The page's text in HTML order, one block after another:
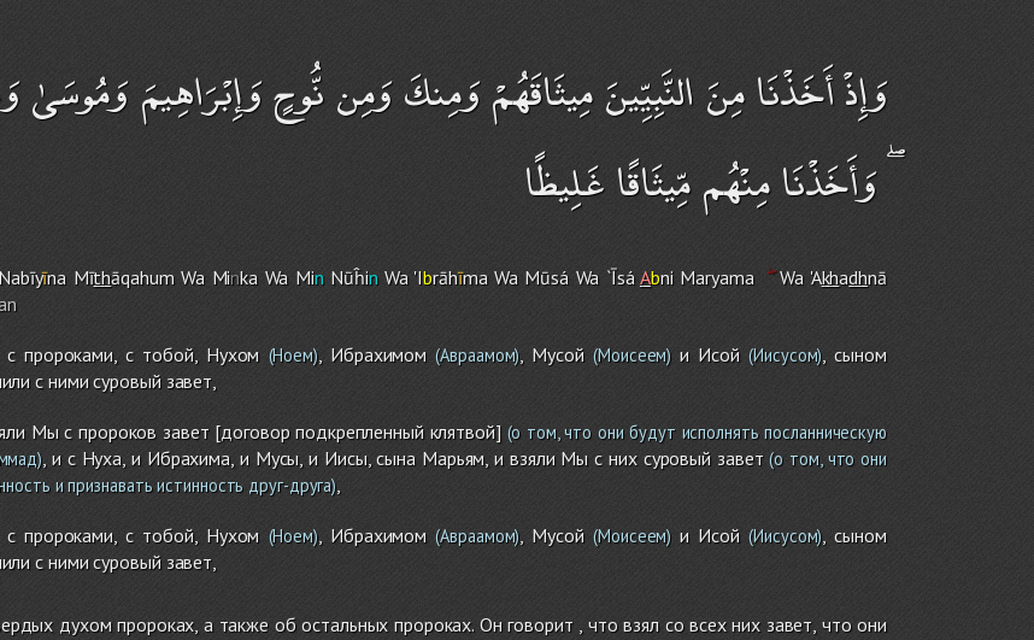
وَإِذْ أَخَذْنَا مِنَ النَّبِيِّينَ مِيثَاقَهُمْ وَمِنكَ وَمِن نُّوحٍ وَإِبْرَاهِيمَ
ۖ وَأَخَذْنَا مِنْهُم مِّيثَاقًا غَلِيظًا
īna MīthāqahumWa Minka Wa MinNūĥinWa 'Ibrāhīma Wa Mūsá Wa `Īsá Abni Maryama Wa 'Akhadhnā
пророками, с тобой, Нухом (Ноем), Ибрахимом (Авраамом) , Мусой(Моисеем) и Исой (Иисусом) , сыном
с ними суровый завет,
Мы с пророков завет [договор подкрепленный клятвой](о том, что они будут исполнять посланническую
, и с Нуха, и Ибрахима, и Мусы, и Иисы, сына Марьям, и взяли Мы с них суровый завет(о том, что они
и признавать истинность друг-друга)
пророками, с тобой, Нухом (Ноем), Ибрахимом (Авраамом) , Мусой(Моисеем) и Исой (Иисусом) , сыном
с ними суровый завет,
духом пророках, а также об остальных пророках. Он говорит , что взял со всех них завет, что они